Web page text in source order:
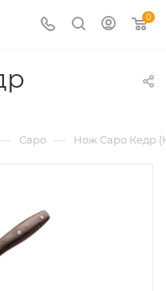
0
— Саро — Нож Саро Кедр